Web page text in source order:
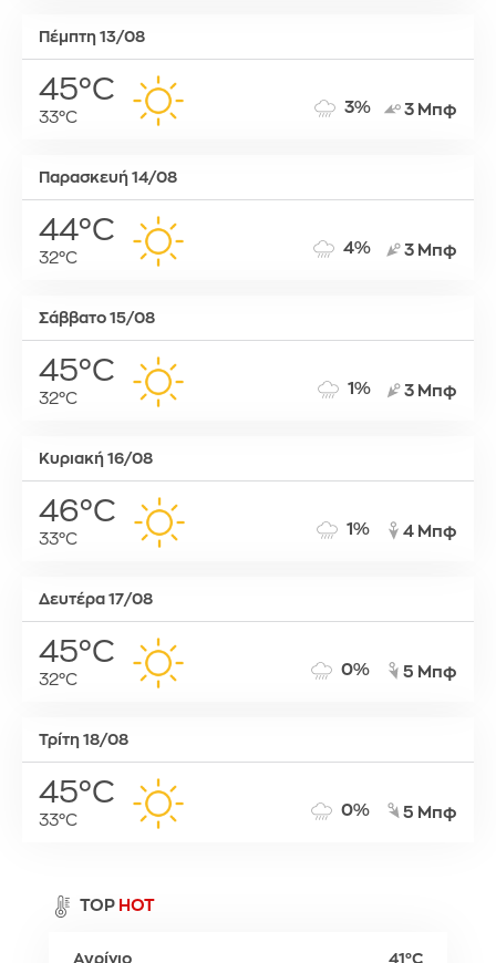
Πέμπτη 13/08
45°C
33°C
3% 3 Μπφ
Παρασκευή 14/08
44°C
32°C
4% 3 Μπφ
Σάββατο 15/08
45°C
32°C
1% 3 Μπφ
Κυριακή 16/08
46°C
33°C
1% 4 Μπφ
Δευτέρα 17/08
45°C
32°C
0% 5 Μπφ
Τρίτη 18/08
45°C
33°C
0% 5 Μπφ
TOP HOT
Αγρίνιο 41°C